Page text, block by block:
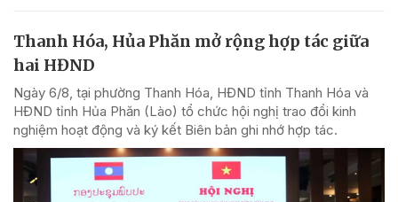
Thanh Hóa, Hủa Phăn mở rộng hợp tác giữa
hai HĐND
Ngày 6/8, tại phường Thanh Hóa, HĐND tỉnh Thanh Hóa và
HĐND tỉnh Hủa Phăn (Lào) tổ chức hội nghị trao đổi kinh
nghiệm hoạt động và ký kết Biên bản ghi nhớ hợp tác.